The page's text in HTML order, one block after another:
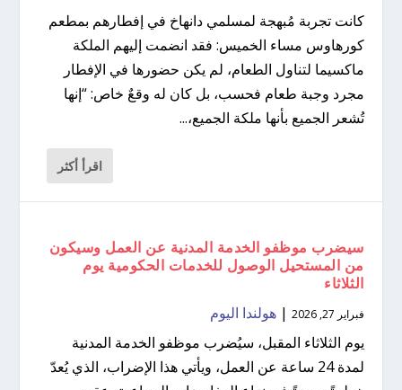
كانت تجربة مُبهجة لمسلمي دانهاخ في إفطارهم بمطعم
كورهاوس مساء الخميس: فقد انضمت إليهم الملكة
ماكسيما لتناول الطعام، لم يكن حضورها في الإفطار
مجرد وجبة طعام فحسب، بل كان له وقعٌ خاص: “إنها
تُشعر الجميع بأنها ملكة الجميع،...
اقرأ أكثر
سيضرب موظفو الخدمة المدنية عن العمل وسيكون
من المستحيل الوصول للخدمات الحكومية يوم
الثلاثاء
فبراير 27, 2026 |هولندا اليوم
يوم الثلاثاء المقبل، سيُضرب موظفو الخدمة المدنية
لمدة 24 ساعة عن العمل، ويأتي هذا الإضراب، الذي يُعدّ